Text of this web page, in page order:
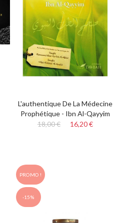
L'authentique De La Médecine
Prophétique - Ibn Al-Qayyim
18,00 €
16,20 €
PROMO !
-15%